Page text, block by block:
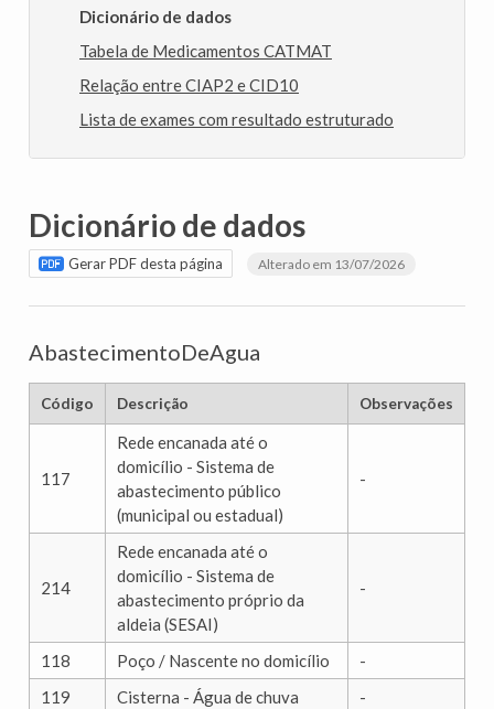
Dicionário de dados
Tabela de Medicamentos CATMAT
Relação entre CIAP2 e CID10
Lista de exames com resultado estruturado
Dicionário de dados
Gerar PDF desta página Alterado em 13/07/2026
AbastecimentoDeAgua
Código Descrição Observações
117
Rede encanada até o
domicílio - Sistema de
abastecimento público
(municipal ou estadual)
-
214
Rede encanada até o
domicílio - Sistema de
abastecimento próprio da
aldeia (SESAI)
-
118 Poço / Nascente no domicílio
-
119
Cisterna - Água de chuva
-